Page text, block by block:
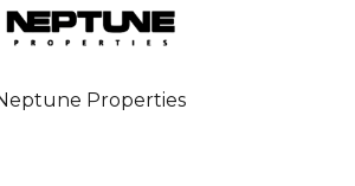
Properties